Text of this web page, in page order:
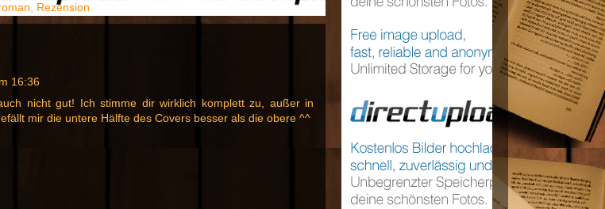
Rezension
16:36
nicht gut! Ich stimme dir wirklich komplett zu, außer in
mir die untere Hälfte des Covers besser als die obere ^^